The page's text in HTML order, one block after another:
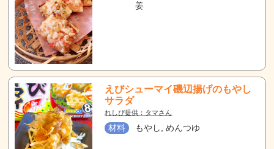
姜
えびシューマイ磯辺揚げのもやし
サラダ
れしぴ提供：タマさん
材料 もやし, めんつゆ